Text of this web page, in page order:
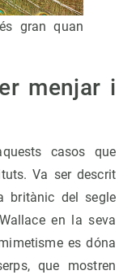
gran quan
menjar i
casos que
Va ser descrit
britànic del segle
en la seva
es dóna
que mostren